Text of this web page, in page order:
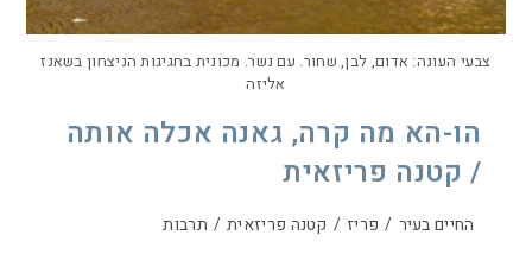
צבעי העונה: אדום, לבן, שחור. עם נשר. מכונית בחגיגות הניצחון בשאנז
אליזה
הו-הא מה קרה, גאנה אכלה אותה
/ קטנה פריזאית
החיים בעיר / פריז / קטנה פריזאית / תרבות